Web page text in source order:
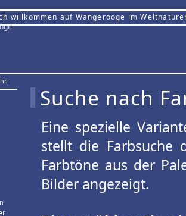
willkommen auf Wangerooge im
Suche nach
Eine spezielle
stellt die Farbsuche
Farbtöne aus der
Bilder angezeigt.